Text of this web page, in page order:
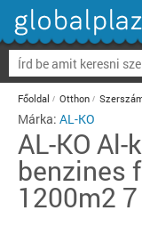
Főoldal Otthon
Márka: AL-KO
AL-KO Al-
benzines
1200m2